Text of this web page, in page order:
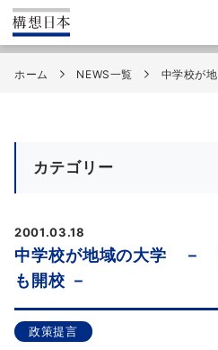
ホーム NEWS一覧 中学校が
カテゴリー
2001.03.18
中学校が地域の大学 －
も開校 －
政策提言